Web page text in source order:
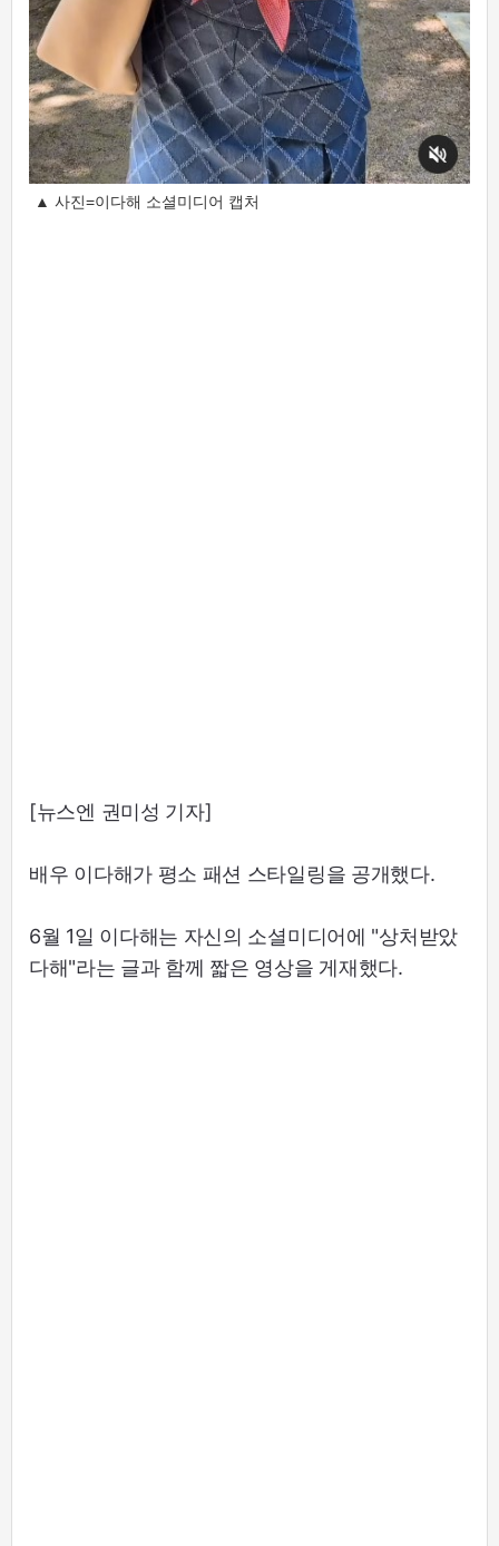
▲ 사진=이다해 소셜미디어 캡처
[뉴스엔 권미성 기자]
배우 이다해가 평소 패션 스타일링을 공개했다.
6월 1일 이다해는 자신의 소셜미디어에 "상처받았
다해"라는 글과 함께 짧은 영상을 게재했다.